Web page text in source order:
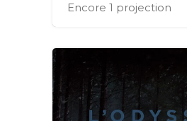
Encore 1 projection